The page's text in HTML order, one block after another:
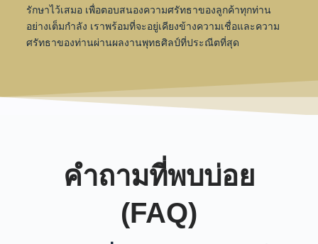
รักษาไว้เสมอ เพื่อตอบสนองความศรัทธาของลูกค้าทุกท่าน
อย่างเต็มกำลัง เราพร้อมที่จะอยู่เคียงข้างความเชื่อและความ
ศรัทธาของท่านผ่านผลงานพุทธศิลป์ที่ประณีตที่สุด
คำถามที่พบบ่อย
(FAQ)